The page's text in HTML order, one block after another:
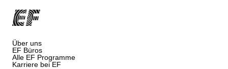
Über uns
EF Büros
Alle EF Programme
Karriere bei EF